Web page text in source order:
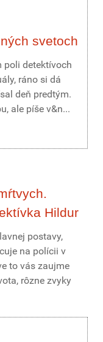
svetoch
poli detektívoch
ráno si dá
deň predtým.
ale píše v&n...
Hildur
postavy,
na polícii v
to vás zaujme
rôzne zvyky